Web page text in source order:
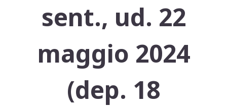
sent., ud. 22
maggio 2024
(dep. 18